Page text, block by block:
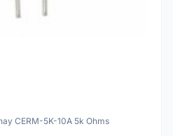
CERM-5K-10A 5k Ohms